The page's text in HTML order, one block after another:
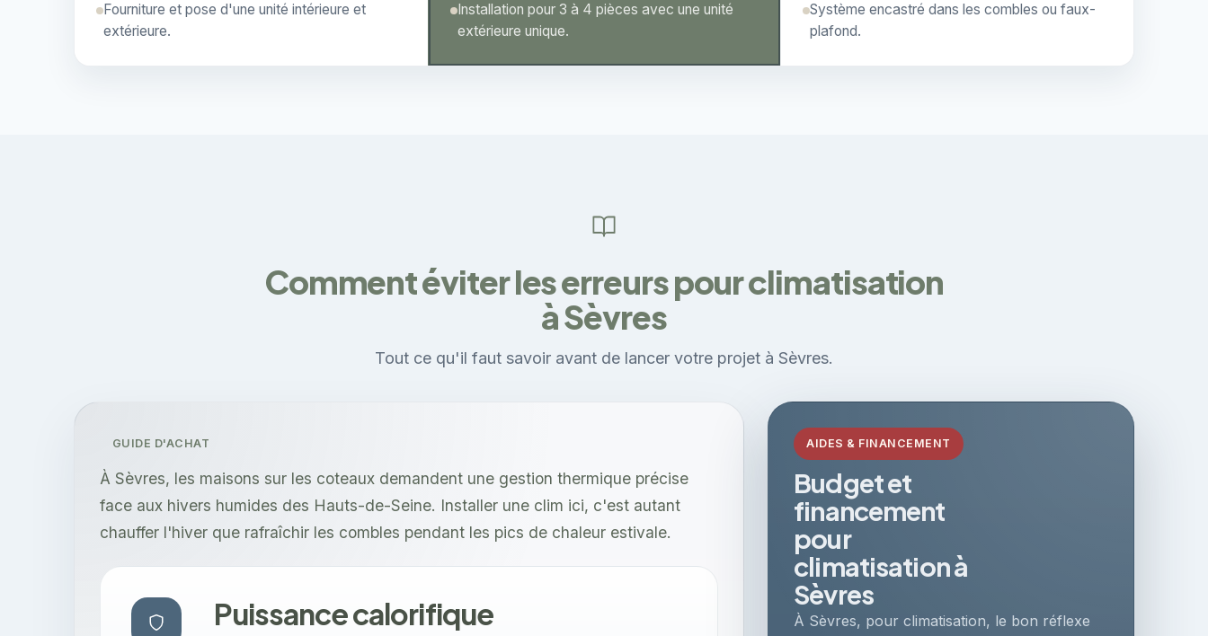
Fourniture et pose d'une unité intérieure et
extérieure.
Installation pour 3 à 4 pièces avec une unité
extérieure unique.
Système encastré dans les combles ou faux-
plafond.
Comment éviter les erreurs pour climatisation
à Sèvres
Tout ce qu'il faut savoir avant de lancer votre projet à Sèvres.
GUIDE D'ACHAT
À Sèvres, les maisons sur les coteaux demandent une gestion thermique précise
face aux hivers humides des Hauts-de-Seine. Installer une clim ici, c'est autant
chauffer l'hiver que rafraîchir les combles pendant les pics de chaleur estivale.
Puissance calorifique
AIDES & FINANCEMENT
Budget et
financement
pour
climatisation à
Sèvres
À Sèvres, pour climatisation, le bon réflexe